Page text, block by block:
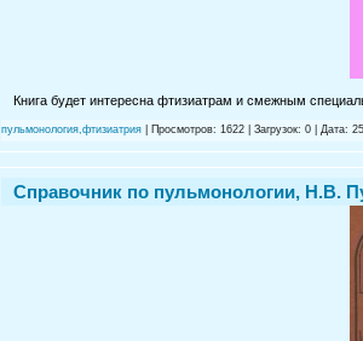
Книга будет интересна фтизиатрам и смежным
пульмонология,фтизиатрия | Просмотров: 1622 | Загрузок: 0 | Дата:
Справочник по пульмонологии, Н.В.